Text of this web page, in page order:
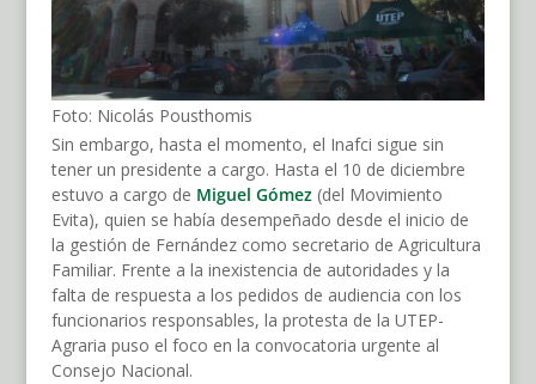
Foto: Nicolás Pousthomis
Sin embargo, hasta el momento, el Inafci sigue sin
tener un presidente a cargo. Hasta el 10 de diciembre
estuvo a cargo de Miguel Gómez(del Movimiento
Evita), quien se había desempeñado desde el inicio de
la gestión de Fernández como secretario de Agricultura
Familiar. Frente a la inexistencia de autoridades y la
falta de respuesta a los pedidos de audiencia con los
funcionarios responsables, la protesta de la UTEP-
Agraria puso el foco en la convocatoria urgente al
Consejo Nacional.